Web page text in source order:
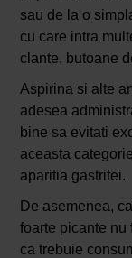
sau de la o
cu care intra
clante, butoane
Aspirina si alte
adesea
bine sa evitati
aceasta
aparitia gastritei.
De asemenea,
foarte picante nu
ca trebuie